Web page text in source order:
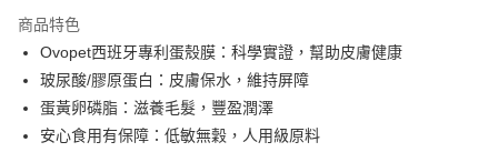
香港專區配送
商品特色
Ovopet西班牙專利蛋殼膜：科學實證，幫助皮膚健康
玻尿酸/膠原蛋白：皮膚保水，維持屏障
蛋黃卵磷脂：滋養毛髮，豐盈潤澤
安心食用有保障：低敏無穀，人用級原料